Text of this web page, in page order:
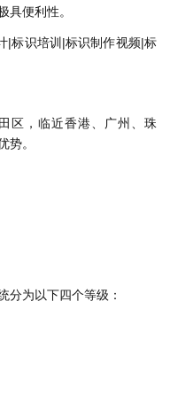
具便利性。
区，临近⾹港、⼴州、珠
势。
分为以下四个等级：